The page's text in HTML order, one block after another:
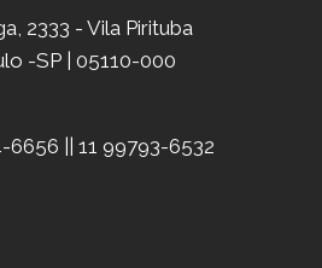
2333 - Vila Pirituba
-SP | 05110-000
6656 || 11 99793-6532